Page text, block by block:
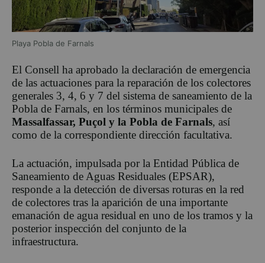
Playa Pobla de Farnals
El Consell ha aprobado la declaración de emergencia
de las actuaciones para la reparación de los colectores
generales 3, 4, 6 y 7 del sistema de saneamiento de la
Pobla de Farnals, en los términos municipales de
Massalfassar, Puçol y la Pobla de Farnals, así
como de la correspondiente dirección facultativa.
La actuación, impulsada por la Entidad Pública de
Saneamiento de Aguas Residuales (EPSAR),
responde a la detección de diversas roturas en la red
de colectores tras la aparición de una importante
emanación de agua residual en uno de los tramos y la
posterior inspección del conjunto de la
infraestructura.